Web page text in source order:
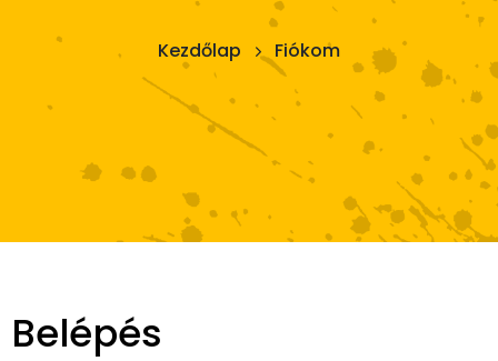
Kezdőlap Fiókom
Belépés